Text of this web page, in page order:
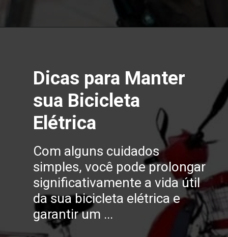
Dicas para Manter
sua Bicicleta
Elétrica
Com alguns cuidados
simples, você pode prolongar
significativamente a vida útil
da sua bicicleta elétrica e
garantir um ...